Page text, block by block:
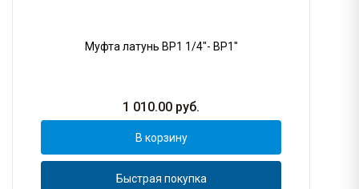
Муфта латунь ВР1 1/4"- ВР1"
1 010.00 руб.
В корзину
Быстрая покупка